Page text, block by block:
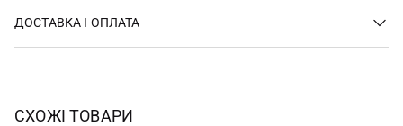
ДОСТАВКА І ОПЛАТА
СХОЖІ ТОВАРИ